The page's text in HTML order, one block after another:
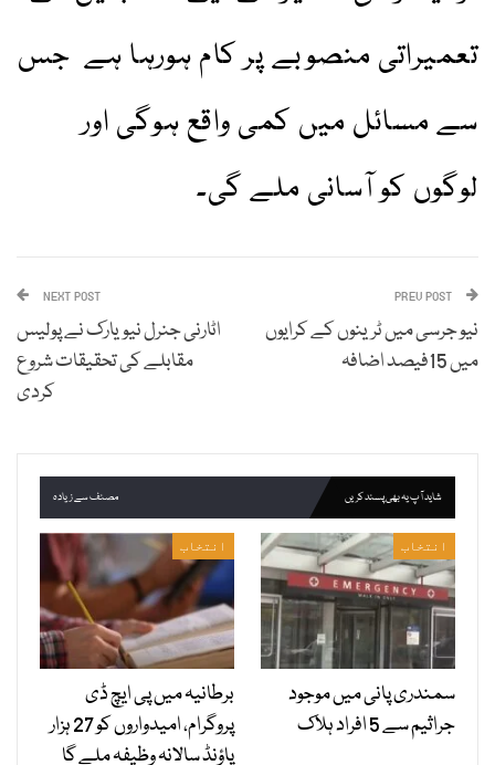
تعمیراتی منصوبے پر کام ہورہا ہے جس
سے مسائل میں کمی واقع ہوگی اور
لوگوں کو آسانی ملے گی۔
نیو جرسی میں ٹرینوں کے کرایوں
میں 15فیصد اضافہ
NEXT POST
اٹارنی جنرل نیویارک نے پولیس
مقابلے کی تحقیقات شروع
کردی
شاید آپ یہ بھی پسند کریں مصنف سے زیادہ
انتخاب
سمندری پانی میں موجود
جراثیم سے 5 افراد ہلاک
انتخاب
برطانیہ میں پی ایچ ڈی
پروگرام، امیدواروں کو 27 ہزار
پاؤنڈ سالانہ وظیفہ ملے گا